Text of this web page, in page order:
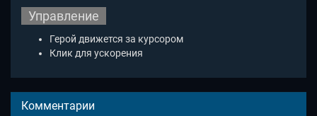
Управление
Герой движется за курсором
Клик для ускорения
Комментарии